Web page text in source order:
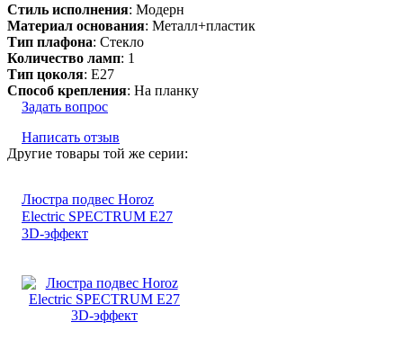
Стиль исполнения: Модерн
Материал основания: Металл+пластик
Тип плафона: Стекло
Количество ламп: 1
Тип цоколя: E27
Способ крепления: На планку
Задать вопрос
Написать отзыв
Другие товары той же серии:
Люстра подвес Horoz
Electric SPECTRUM Е27
3D-эффект